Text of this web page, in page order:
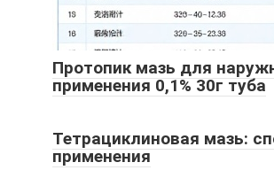
Протопик мазь для
применения 0,1% 30г туба
Тетрациклиновая мазь:
применения